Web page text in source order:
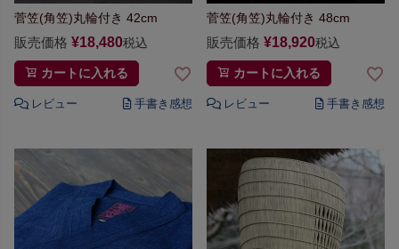
菅笠(角笠)丸輪付き 42cm
販売価格 ¥18,480税込
カートに入れる
菅笠(角笠)丸輪付き 48cm
販売価格 ¥18,920税込
カートに入れる